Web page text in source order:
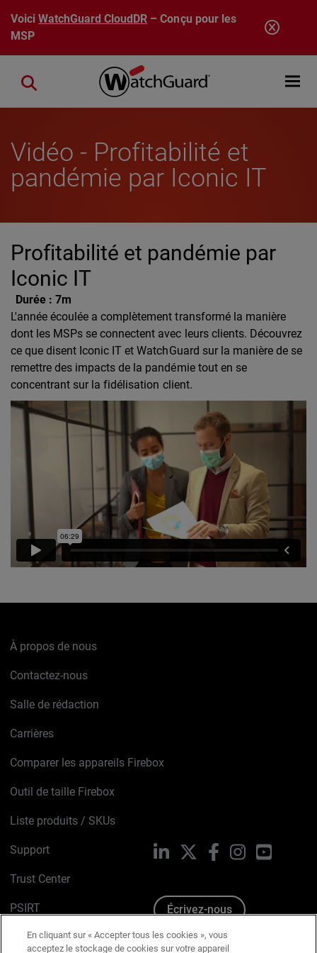
Aller au contenu principal
VoiciWatchGuard CloudDR – Conçu pour les
MSP
Open
Close search
Vidéo - Profitabilité et
pandémie par Iconic IT
Profitabilité et pandémie par
Iconic IT
Durée : 7m
L'année écoulée a complètement transformé la manière
dont les MSPs se connectent avec leurs clients. Découvrez
ce que disent Iconic IT et WatchGuard sur la manière de se
remettre des impacts de la pandémie tout en se
concentrant sur la fidélisation client.
À propos de nous
Contactez-nous
Salle de rédaction
Carrières
Comparer les appareils Firebox
Outil de taille Firebox
Liste produits / SKUs
Support
Trust Center
PSIRT
Avis sur les cookies
LinkedIn FacebookInstagramYouTube
Écrivez-nous
En cliquant sur « Accepter tous les cookies », vous
acceptez le stockage de cookies sur votre appareil